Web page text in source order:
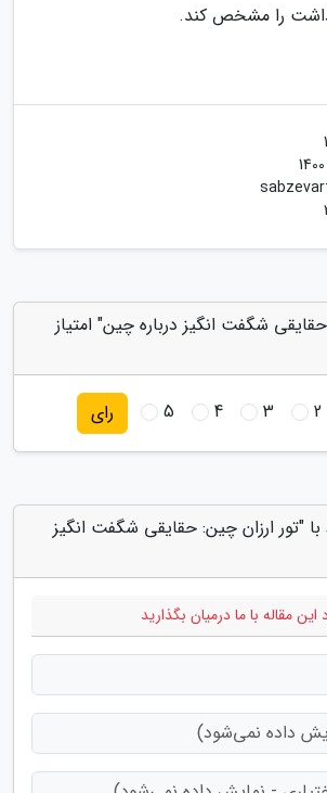
داشت را مشخص کند.
شگفت انگیز درباره چین" امتیاز
2
3
4
5 رای
"تور ارزان چین: حقایقی شگفت انگیز
مقاله با ما درمیان بگذارید